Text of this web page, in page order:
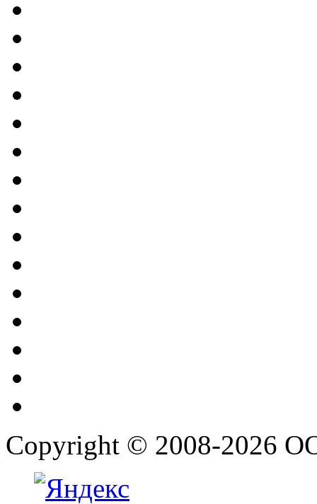
Copyright © 2008-2026